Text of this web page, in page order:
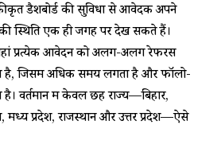
डैशबोर्ड की सुविधा से आवेदक अपने
स्थिति एक ही जगह पर देख सकते हैं।
प्रत्येक आवेदन को अलग-अलग रेफरेंस
है, जिसमें अधिक समय लगता है और फॉलो-
वर्तमान में केवल छह राज्य—बिहार,
मध्य प्रदेश, राजस्थान और उत्तर प्रदेश—ऐसे